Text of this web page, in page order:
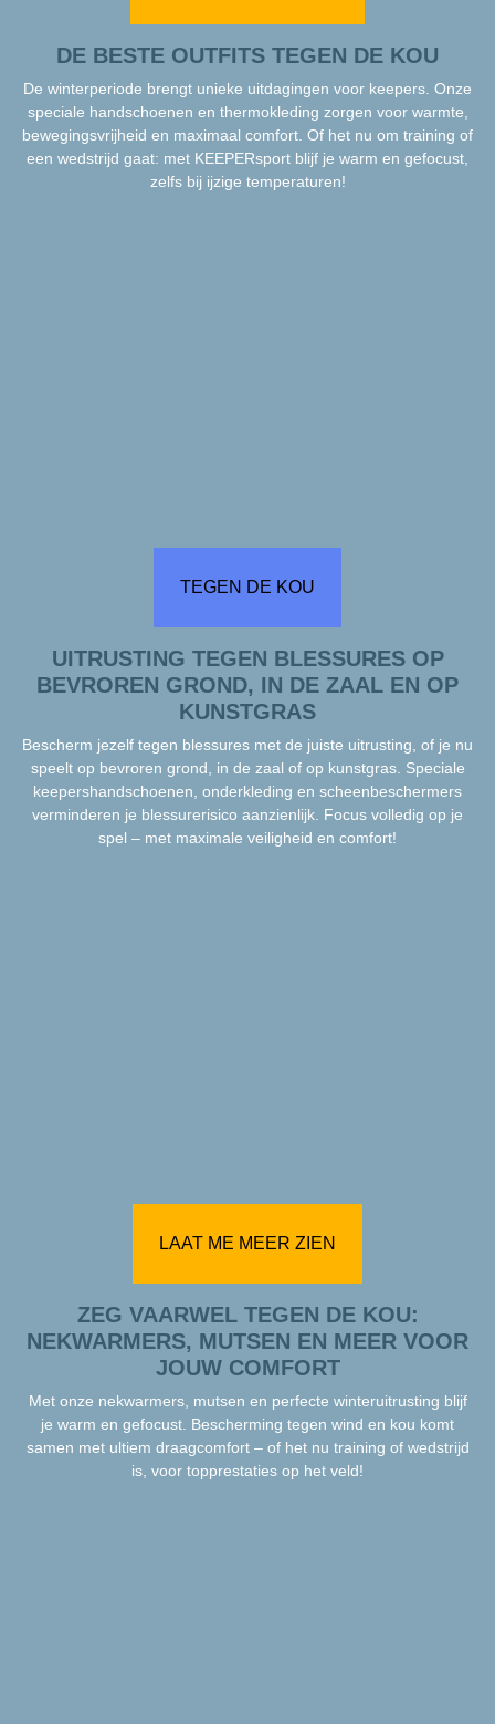
DE BESTE OUTFITS TEGEN DE KOU
De winterperiode brengt unieke uitdagingen voor keepers. Onze
speciale handschoenen en thermokleding zorgen voor warmte,
bewegingsvrijheid en maximaal comfort. Of het nu om training of
een wedstrijd gaat: met KEEPERsport blijf je warm en gefocust,
zelfs bij ijzige temperaturen!
TEGEN DE KOU
UITRUSTING TEGEN BLESSURES OP
BEVROREN GROND, IN DE ZAAL EN OP
KUNSTGRAS
Bescherm jezelf tegen blessures met de juiste uitrusting, of je nu
speelt op bevroren grond, in de zaal of op kunstgras. Speciale
keepershandschoenen, onderkleding en scheenbeschermers
verminderen je blessurerisico aanzienlijk. Focus volledig op je
spel – met maximale veiligheid en comfort!
LAAT ME MEER ZIEN
ZEG VAARWEL TEGEN DE KOU:
NEKWARMERS, MUTSEN EN MEER VOOR
JOUW COMFORT
Met onze nekwarmers, mutsen en perfecte winteruitrusting blijf
je warm en gefocust. Bescherming tegen wind en kou komt
samen met ultiem draagcomfort – of het nu training of wedstrijd
is, voor topprestaties op het veld!